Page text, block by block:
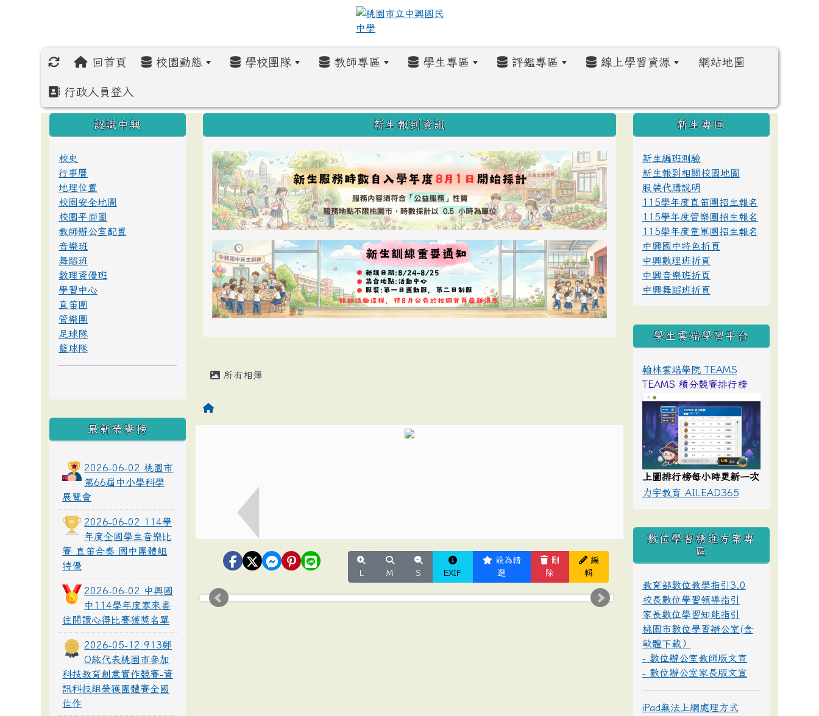
回首頁 校園動態 學校團隊 教師專區 學生專區 評鑑專區 線上學習資源 網站地圖
行政人員登入
:::
新生報到資訊
所有相簿
M S EXIF
設為精
選
刪
除
編
輯
:::
認識中興
校史
行事曆
地理位置
校園安全地圖
校園平面圖
教師辦公室配置
音樂班
舞蹈班
數理資優班
學習中心
直笛團
管樂團
足球隊
籃球隊
最新榮譽榜
2026-06-02 桃園市
第66屆中小學科學
展覽會
2026-06-02 114學
年度全國學生音樂比
賽 直笛合奏 國中團體組
特優
2026-06-02 中興國
中114學年度寒來書
往閱讀心得比賽獲獎名單
2026-05-12 913鄭
O紘代表桃園市參加
科技教育創意實作競賽-資
訊科技組榮獲團體賽全國
佳作
:::
新生專區
新生編班測驗
新生報到相關校園地圖
服裝代購說明
115學年度直笛團招生報名
115學年度管樂團招生報名
115學年度童軍團招生報名
中興國中特色折頁
中興數理班折頁
中興音樂班折頁
中興舞蹈班折頁
學生雲端學習平台
翰林雲端學院 TEAMS
TEAMS 積分競賽排行榜
上圖排行榜每小時更新一次
力宇教育 AILEAD365
數位學習精進方案專
區
教育部數位教學指引3.0
校長數位學習領導指引
家長數位學習知能指引
桃園市數位學習辦公室(含
軟體下載）
- 數位辦公室教師版文宣
- 數位辦公室家長版文宣
iPad無法上網處理方式